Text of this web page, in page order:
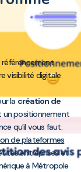
référencement
visibilité digitale
lacréation de
un positionnement
qu’il vous faut.
de plateformes
entreprises et
à Métropole